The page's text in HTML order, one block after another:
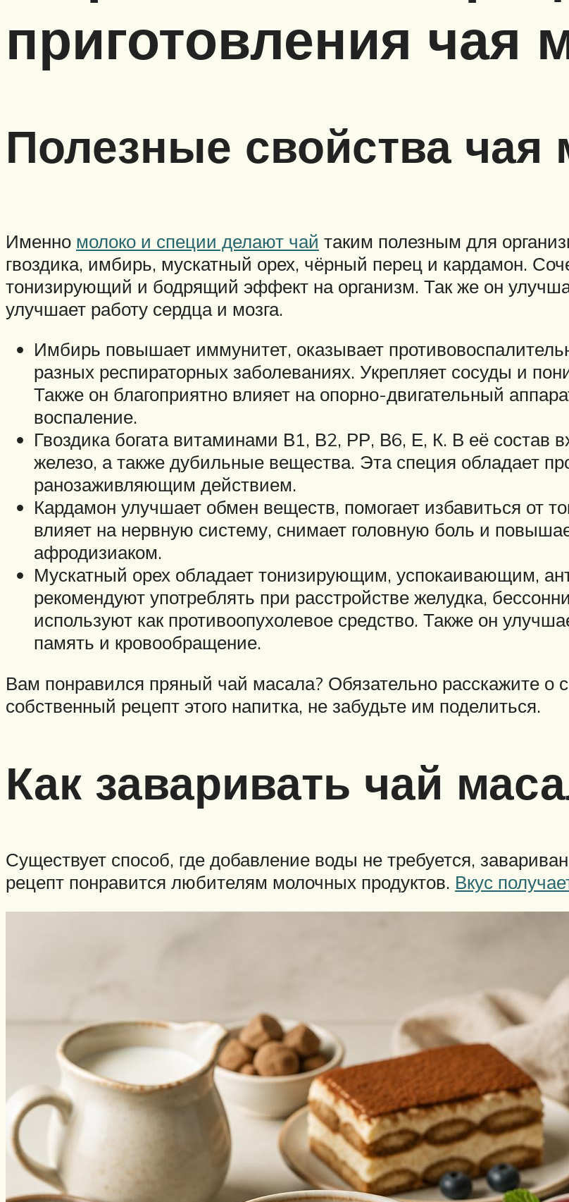
приготовления чая
Полезные свойства чая
Именно молоко и специи делают чай таким полезным для
гвоздика, имбирь, мускатный орех, чёрный перец и кардамон.
тонизирующий и бодрящий эффект на организм. Так же он
улучшает работу сердца и мозга.
Имбирь повышает иммунитет, оказывает
разных респираторных заболеваниях. Укрепляет сосуды и
Также он благоприятно влияет на опорно-двигательный
воспаление.
Гвоздика богата витаминами В1, В2, РР, В6, Е, К. В её состав
железо, а также дубильные вещества. Эта специя обладает
ранозаживляющим действием.
Кардамон улучшает обмен веществ, помогает избавиться от
влияет на нервную систему, снимает головную боль и
афродизиаком.
Мускатный орех обладает тонизирующим, успокаивающим,
рекомендуют употреблять при расстройстве желудка,
используют как противоопухолевое средство. Также он
память и кровообращение.
Вам понравился пряный чай масала? Обязательно расскажите о
собственный рецепт этого напитка, не забудьте им поделиться.
Как заваривать чай
Существует способ, где добавление воды не требуется,
рецепт понравится любителям молочных продуктов. Вкус